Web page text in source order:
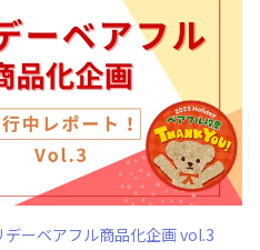
デーベアフル商品化企画 vol.3